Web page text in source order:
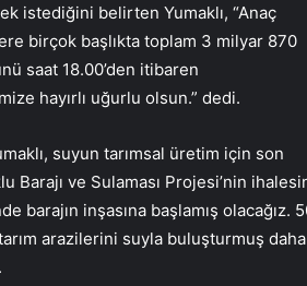
istediğini belirten Yumaklı, “Anaç
birçok başlıkta toplam 3 milyar 870
saat 18.00’den itibaren
hayırlı uğurlu olsun.” dedi.
suyun tarımsal üretim için son
Barajı ve Sulaması Projesi’nin
barajın inşasına başlamış olacağız.
arazilerini suyla buluşturmuş daha